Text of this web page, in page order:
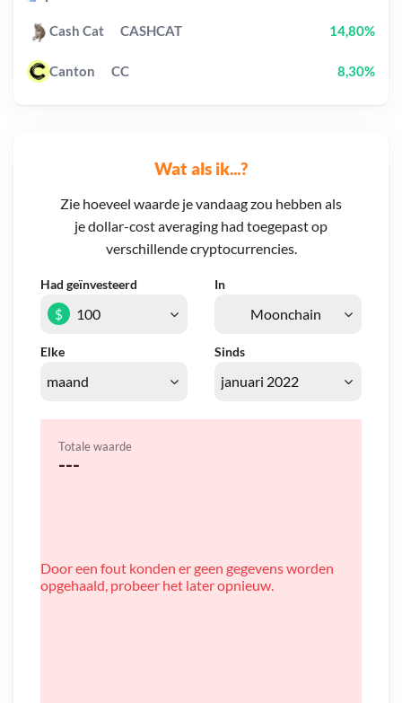
Wat als ik...?
Zie hoeveel waarde je vandaag zou hebben als
je dollar-cost averaging had toegepast op
verschillende cryptocurrencies.
Had geïnvesteerd In
Elke Sinds
$
Totale waarde
---
Door een fout konden er geen gegevens worden
opgehaald, probeer het later opnieuw.
Cash Cat CASHCAT 14,80%
Canton CC 8,30%